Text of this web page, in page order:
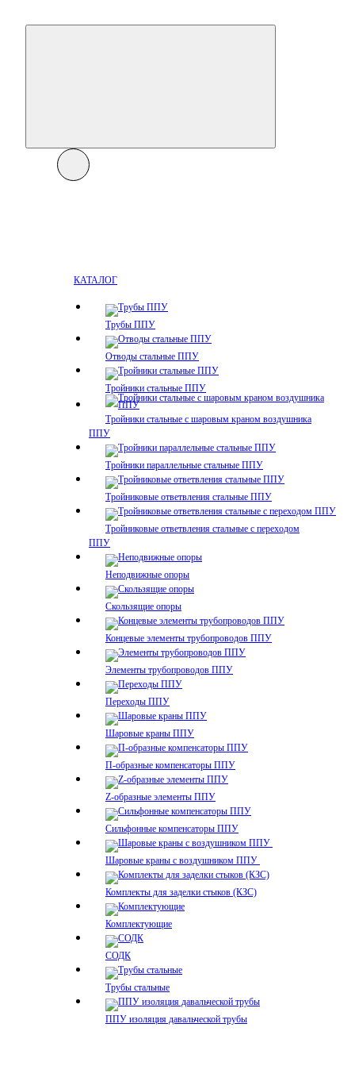
КАТАЛОГ
Трубы ППУ
Отводы стальные ППУ
Тройники стальные ППУ
Тройники стальные с шаровым краном воздушника
ППУ
Тройники параллельные стальные ППУ
Тройниковые ответвления стальные ППУ
Тройниковые ответвления стальные с переходом
ППУ
Неподвижные опоры
Скользящие опоры
Концевые элементы трубопроводов ППУ
Элементы трубопроводов ППУ
Переходы ППУ
Шаровые краны ППУ
П-образные компенсаторы ППУ
Z-образные элементы ППУ
Сильфонные компенсаторы ППУ
Шаровые краны с воздушником ППУ
Комплекты для заделки стыков (КЗС)
Комплектующие
СОДК
Трубы стальные
ППУ изоляция давальческой трубы